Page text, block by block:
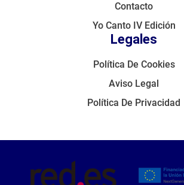
Contacto
Yo Canto IV Edición
Legales
Política De Cookies
Aviso Legal
Política De Privacidad